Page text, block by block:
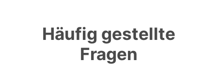
Häufig gestellte
Fragen